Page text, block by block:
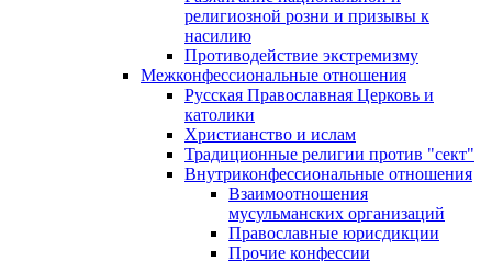
религиозной розни и призывы к
насилию
Противодействие экстремизму
Межконфессиональные отношения
Русская Православная Церковь и
католики
Христианство и ислам
Традиционные религии против "сект"
Внутриконфессиональные отношения
Взаимоотношения
мусульманских организаций
Православные юрисдикции
Прочие конфессии